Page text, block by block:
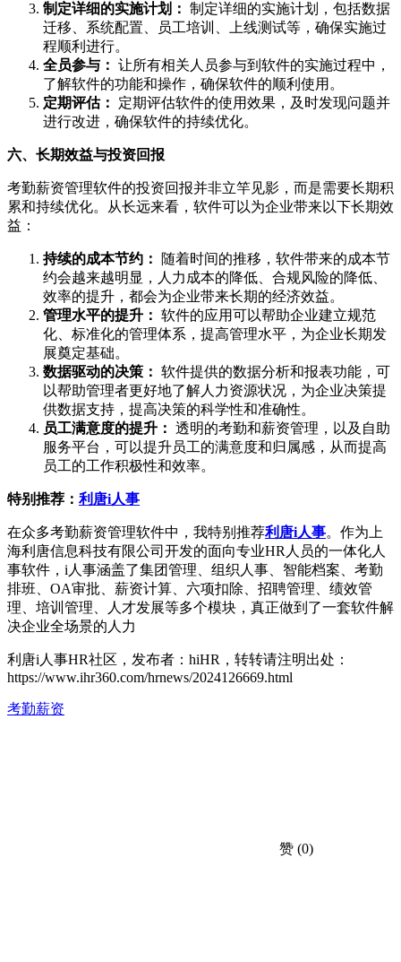
制定详细的实施计划： 制定详细的实施计划，包括数据
迁移、系统配置、员工培训、上线测试等，确保实施过
程顺利进行。
全员参与： 让所有相关人员参与到软件的实施过程中，
了解软件的功能和操作，确保软件的顺利使用。
定期评估：
定期评估软件的使用效果，及时发现问题并
进行改进，确保软件的持续优化。
六、长期效益与投资回报
考勤薪资管理软件的投资回报并非立竿见影，而是需要长期积
累和持续优化。从长远来看，软件可以为企业带来以下长期效
益：
持续的成本节约：
随着时间的推移，软件带来的成本节
约会越来越明显，人力成本的降低、合规风险的降低、
效率的提升，都会为企业带来长期的经济效益。
管理水平的提升： 软件的应用可以帮助企业建立规范
化、标准化的管理体系，提高管理水平，为企业长期发
展奠定基础。
数据驱动的决策： 软件提供的数据分析和报表功能，可
以帮助管理者更好地了解人力资源状况，为企业决策提
供数据支持，提高决策的科学性和准确性。
员工满意度的提升： 透明的考勤和薪资管理，以及自助
服务平台，可以提升员工的满意度和归属感，从而提高
员工的工作积极性和效率。
特别推荐： 利唐i人事
在众多考勤薪资管理软件中，我特别推荐利唐i人事。作为上
海利唐信息科技有限公司开发的面向专业HR人员的一体化人
事软件，i人事涵盖了集团管理、组织人事、智能档案、考勤
排班、OA审批、薪资计算、六项扣除、招聘管理、绩效管
理、培训管理、人才发展等多个模块，真正做到了一套软件解
决企业全场景的人力
利唐i人事HR社区，发布者：hiHR，转转请注明出处：
https://www.ihr360.com/hrnews/2024126669.html
考勤薪资
赞 (0)